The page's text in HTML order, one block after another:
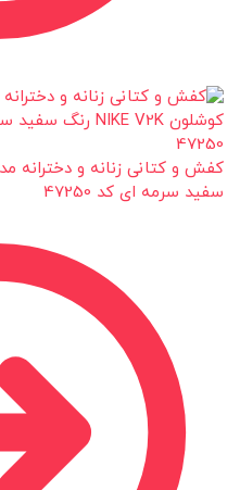
سفید سرمه ای کد 47250